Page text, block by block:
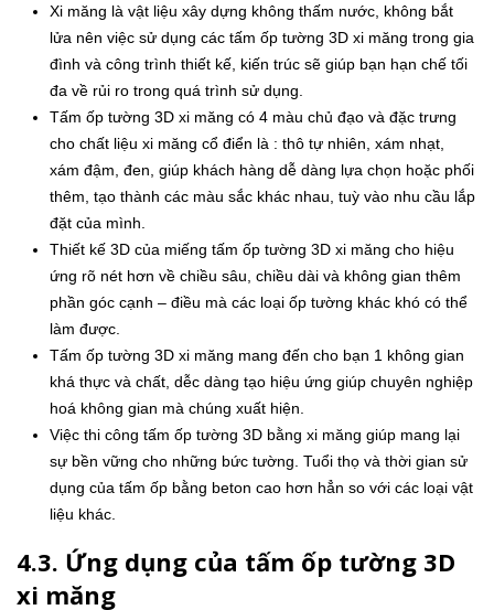
Xi măng là vật liệu xây dựng không thấm nước, không bắt
lửa nên việc sử dụng các tấm ốp tường 3D xi măng trong gia
đình và công trình thiết kế, kiến trúc sẽ giúp bạn hạn chế tối
đa về rủi ro trong quá trình sử dụng.
Tấm ốp tường 3D xi măng có 4 màu chủ đạo và đặc trưng
cho chất liệu xi măng cổ điển là : thô tự nhiên, xám nhạt,
xám đậm, đen, giúp khách hàng dễ dàng lựa chọn hoặc phối
thêm, tạo thành các màu sắc khác nhau, tuỳ vào nhu cầu lắp
đặt của mình.
Thiết kế 3D của miếng tấm ốp tường 3D xi măng cho hiệu
ứng rõ nét hơn về chiều sâu, chiều dài và không gian thêm
phần góc cạnh – điều mà các loại ốp tường khác khó có thể
làm được.
Tấm ốp tường 3D xi măng mang đến cho bạn 1 không gian
khá thực và chất, dễc dàng tạo hiệu ứng giúp chuyên nghiệp
hoá không gian mà chúng xuất hiện.
Việc thi công tấm ốp tường 3D bằng xi măng giúp mang lại
sự bền vững cho những bức tường. Tuổi thọ và thời gian sử
dụng của tấm ốp bằng beton cao hơn hẳn so với các loại vật
liệu khác.
4.3. Ứng dụng của tấm ốp tường 3D
xi măng